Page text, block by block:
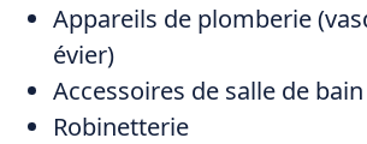
Appareils de plomberie
évier)
Accessoires de salle de bain
Robinetterie